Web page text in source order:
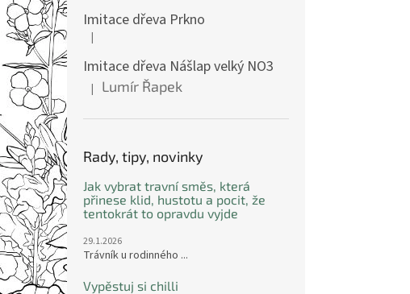
Imitace dřeva Prkno
Hodnocení produktu je 5 z 5 hvězdiček.
|
Imitace dřeva Nášlap velký NO3
Hodnocení produktu je 5 z 5 hvězdiček.
| Lumír Řapek
Rady, tipy, novinky
Jak vybrat travní směs, která
přinese klid, hustotu a pocit, že
tentokrát to opravdu vyjde
29.1.2026
Trávník u rodinného ...
Vypěstuj si chilli